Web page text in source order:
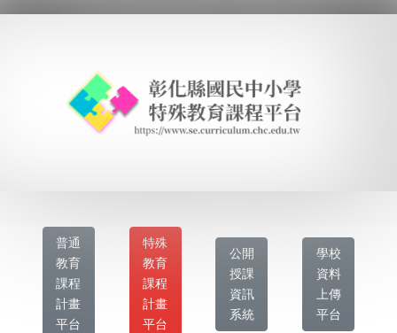
普通
教育
課程
計畫
平台
特殊
教育
課程
計畫
平台
公開
授課
資訊
系統
學校
資料
上傳
平台